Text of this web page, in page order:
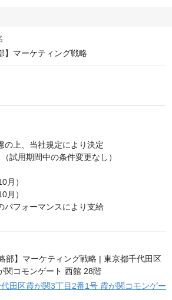
】マーケティング戦略
上、当社規定により決定
試用期間中の条件変更なし）
月）
月）
フォーマンスにより支給
田区霞が関3丁目2番1号 霞が関コモンゲー